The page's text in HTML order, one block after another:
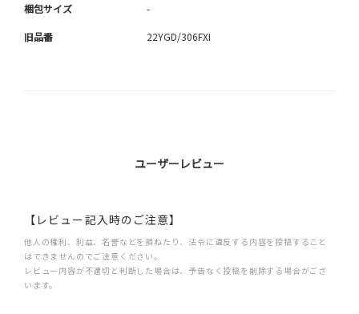
梱包サイズ -
旧品番 22YGD/306FXI
ユーザーレビュー
【レビュー記入時のご注意】
他人の権利、利益、名誉などを損ねたり、法令に違反する内容を投稿すること
はできませんのでご注意ください。
レビュー内容が不適切と判断した場合は、予告なく投稿を削除する場合がござ
います。